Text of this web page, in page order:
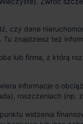
czy dane
znajdziesz też
lub firma, z którą
informacje o
roszczeniach (np.
widzenia